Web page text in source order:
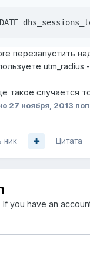
перезапустить
такое случается
27 ноября, 2013
ник Цитата
you have an